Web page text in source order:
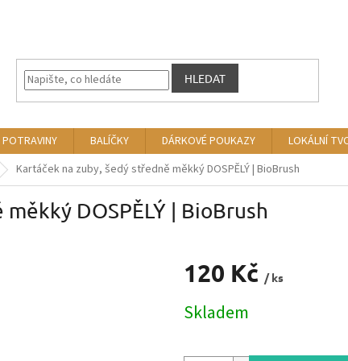
HLEDAT
POTRAVINY BALÍČKY DÁRKOVÉ POUKAZY LOKÁLNÍ
Kartáček na zuby, šedý středně měkký DOSPĚLÝ | BioBrush
DOSPĚLÝ | BioBrush
120 Kč / ks
cena:
Skladem